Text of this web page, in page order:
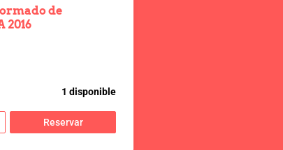
de
2016
1 disponible
Reservar